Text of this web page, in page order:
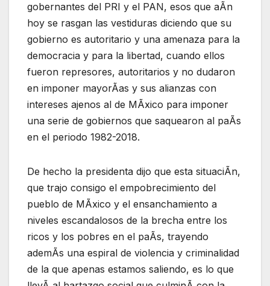
gobernantes del PRI y el PAN, esos que aÃn
hoy se rasgan las vestiduras diciendo que su
gobierno es autoritario y una amenaza para la
democracia y para la libertad, cuando ellos
fueron represores, autoritarios y no dudaron
en imponer mayorÃas y sus alianzas con
intereses ajenos al de MÃxico para imponer
una serie de gobiernos que saquearon al paÃs
en el periodo 1982-2018.
De hecho la presidenta dijo que esta situaciÃn,
que trajo consigo el empobrecimiento del
pueblo de MÃxico y el ensanchamiento a
niveles escandalosos de la brecha entre los
ricos y los pobres en el paÃs, trayendo
ademÃs una espiral de violencia y criminalidad
de la que apenas estamos saliendo, es lo que